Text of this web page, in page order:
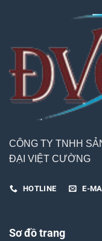
CÔNG TY TNHH
ĐẠI VIỆT CƯỜNG
HOTLINE E-
Sơ đồ trang